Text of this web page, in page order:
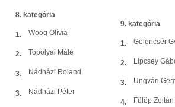
8. kategória
1. Woog Olívia
2. Topolyai Máté
3. Nádházi Roland
3. Nádházi Péter
9. kategória
1. Gelencsér
2. Lipcsey
3. Ungvári
4. Fülöp Zoltán